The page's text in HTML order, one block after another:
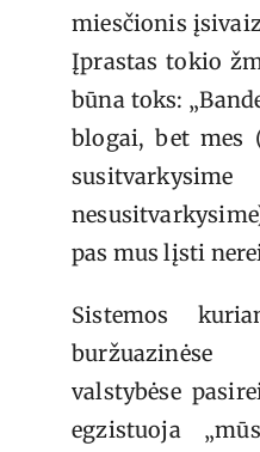
miesčionis
Įprastas tokio
būna toks:
blogai, bet mes
pas mus lįsti
Sistemos
valstybėse
egzistuoja